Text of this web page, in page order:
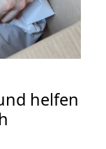
helfen